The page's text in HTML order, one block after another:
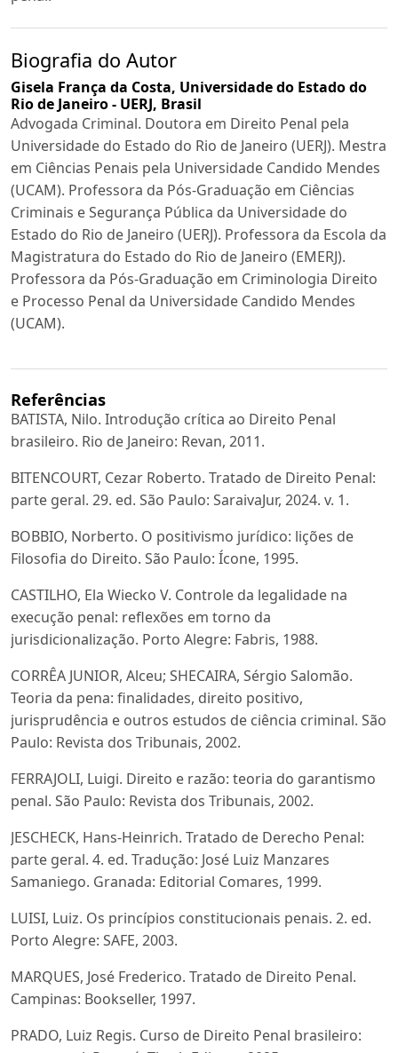
Biografia do Autor
Gisela França da Costa, Universidade do Estado do
Rio de Janeiro - UERJ, Brasil
Advogada Criminal. Doutora em Direito Penal pela
Universidade do Estado do Rio de Janeiro (UERJ). Mestra
em Ciências Penais pela Universidade Candido Mendes
(UCAM). Professora da Pós-Graduação em Ciências
Criminais e Segurança Pública da Universidade do
Estado do Rio de Janeiro (UERJ). Professora da Escola da
Magistratura do Estado do Rio de Janeiro (EMERJ).
Professora da Pós-Graduação em Criminologia Direito
e Processo Penal da Universidade Candido Mendes
(UCAM).
Referências
BATISTA, Nilo. Introdução crítica ao Direito Penal
brasileiro. Rio de Janeiro: Revan, 2011.
BITENCOURT, Cezar Roberto. Tratado de Direito Penal:
parte geral. 29. ed. São Paulo: SaraivaJur, 2024. v. 1.
BOBBIO, Norberto. O positivismo jurídico: lições de
Filosofia do Direito. São Paulo: Ícone, 1995.
CASTILHO, Ela Wiecko V. Controle da legalidade na
execução penal: reflexões em torno da
jurisdicionalização. Porto Alegre: Fabris, 1988.
CORRÊA JUNIOR, Alceu; SHECAIRA, Sérgio Salomão.
Teoria da pena: finalidades, direito positivo,
jurisprudência e outros estudos de ciência criminal. São
Paulo: Revista dos Tribunais, 2002.
FERRAJOLI, Luigi. Direito e razão: teoria do garantismo
penal. São Paulo: Revista dos Tribunais, 2002.
JESCHECK, Hans-Heinrich. Tratado de Derecho Penal:
parte geral. 4. ed. Tradução: José Luiz Manzares
Samaniego. Granada: Editorial Comares, 1999.
LUISI, Luiz. Os princípios constitucionais penais. 2. ed.
Porto Alegre: SAFE, 2003.
MARQUES, José Frederico. Tratado de Direito Penal.
Campinas: Bookseller, 1997.
PRADO, Luiz Regis. Curso de Direito Penal brasileiro: